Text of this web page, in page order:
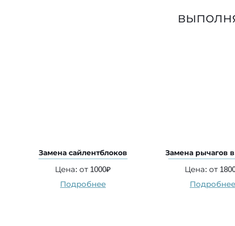
Замена сайлентблоков
Цена: от 1000₽
Подробнее
Замена рычагов
Цена: от
Подробнее